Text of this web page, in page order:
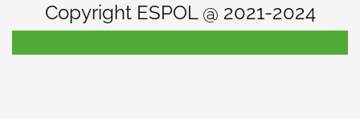
Copyright ESPOL @ 2021-2024